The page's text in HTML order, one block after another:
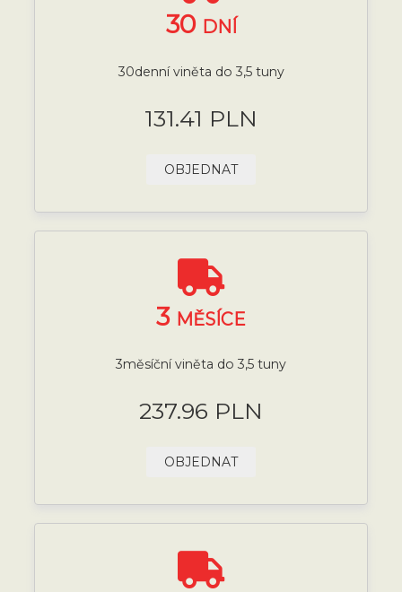
30 DNÍ
30denní viněta do 3,5 tuny
131.41 PLN
OBJEDNAT
3 MĚSÍCE
3měsíční viněta do 3,5 tuny
237.96 PLN
OBJEDNAT